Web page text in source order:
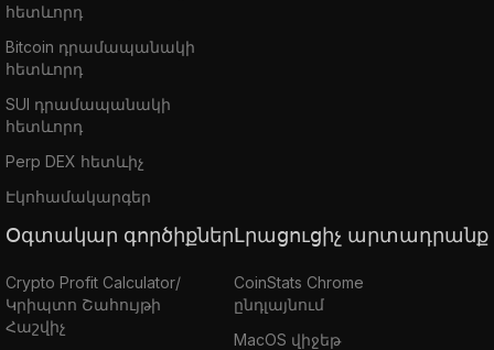
հետևորդ
Bitcoin դրամապանակի
հետևորդ
SUI դրամապանակի
հետևորդ
Perp DEX հետևիչ
Էկոհամակարգեր
Օգտակար գործիքներ
Crypto Profit Calculator/
Կրիպտո Շահույթի
Հաշվիչ
Լրացուցիչ արտադրանք
CoinStats Chrome
ընդլայնում
MacOS վիջեթ